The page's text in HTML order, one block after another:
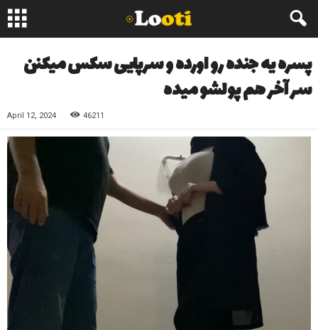
پسره یه جنده رو اورده و سرپایی سکس میکنن
سر آخر هم پولشو میده
April 12, 2024 46211